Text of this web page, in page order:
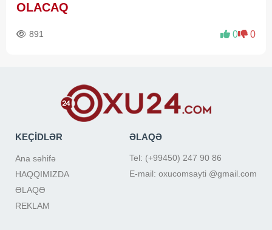
OLACAQ
891 0 0
KEÇİDLƏR
Ana səhifə
HAQQIMIZDA
ƏLAQƏ
REKLAM
ƏLAQƏ
Tel: (+99450) 247 90 86
E-mail: oxucomsayti @gmail.com